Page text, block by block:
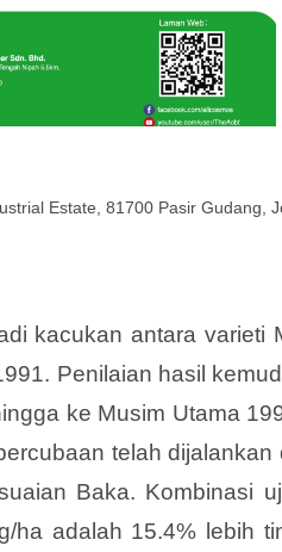
Estate, 81700 Pasir Gudang,
kacukan antara varieti
Penilaian hasil
ke Musim Utama
telah
Baka. Kombinasi
ha adalah 15.4% lebih